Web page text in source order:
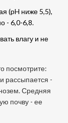
(pH ниже 5,5),
- 6,0-6,8.
влагу и не
посмотрите:
рассыпается -
Средняя
почву - ее